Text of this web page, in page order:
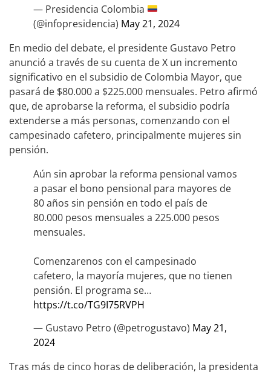
— Presidencia Colombia
(@infopresidencia) May 21, 2024
En medio del debate, el presidente Gustavo Petro
anunció a través de su cuenta de X un incremento
significativo en el subsidio de Colombia Mayor, que
pasará de $80.000 a $225.000 mensuales. Petro afirmó
que, de aprobarse la reforma, el subsidio podría
extenderse a más personas, comenzando con el
campesinado cafetero, principalmente mujeres sin
pensión.
Aún sin aprobar la reforma pensional vamos
a pasar el bono pensional para mayores de
80 años sin pensión en todo el país de
80.000 pesos mensuales a 225.000 pesos
mensuales.
Comenzarenos con el campesinado
cafetero, la mayoría mujeres, que no tienen
pensión. El programa se…
https://t.co/TG9I75RVPH
— Gustavo Petro (@petrogustavo) May 21,
2024
Tras más de cinco horas de deliberación, la presidenta